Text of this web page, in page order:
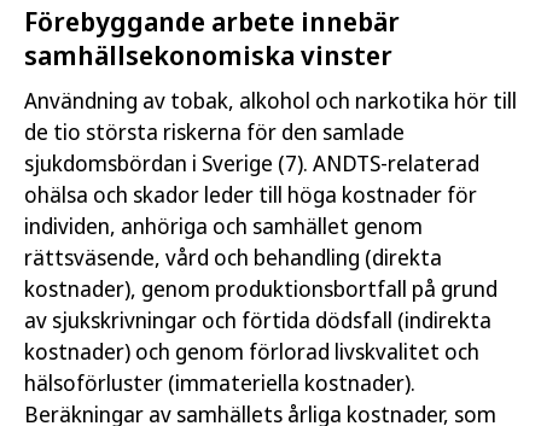
Förebyggande arbete innebär
samhällsekonomiska vinster
Användning av tobak, alkohol och narkotika hör till
de tio största riskerna för den samlade
sjukdomsbördan i Sverige (7). ANDTS-relaterad
ohälsa och skador leder till höga kostnader för
individen, anhöriga och samhället genom
rättsväsende, vård och behandling (direkta
kostnader), genom produktionsbortfall på grund
av sjukskrivningar och förtida dödsfall (indirekta
kostnader) och genom förlorad livskvalitet och
hälsoförluster (immateriella kostnader).
Beräkningar av samhällets årliga kostnader, som